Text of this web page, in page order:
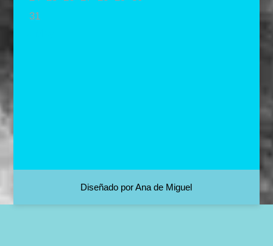
31
Diseñado por Ana de Miguel